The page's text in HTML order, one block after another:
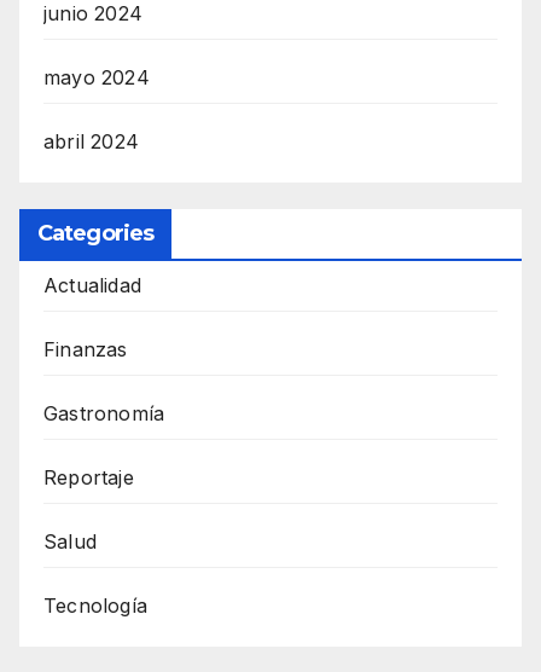
junio 2024
mayo 2024
abril 2024
Categories
Actualidad
Finanzas
Gastronomía
Reportaje
Salud
Tecnología